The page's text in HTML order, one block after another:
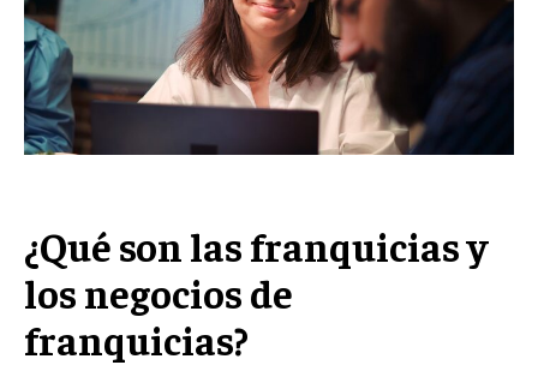
We have a curated list of the most noteworthy news from all
across the globe. With any subscription plan, you get access
to exclusive articlesthat let you stay ahead of the curve.
¿Qué son las franquicias y
los negocios de
franquicias?